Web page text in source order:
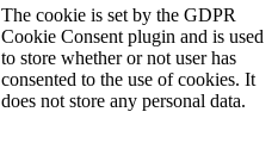
The cookie is set by the GDPR
Cookie Consent plugin and is used
to store whether or not user has
consented to the use of cookies. It
does not store any personal data.